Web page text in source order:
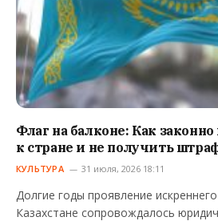
Флаг на балконе: Как
к стране и не получить
КУЛЬТУРА 31 июля, 2026 18:11
Долгие годы проявление
Казахстане сопровождалось